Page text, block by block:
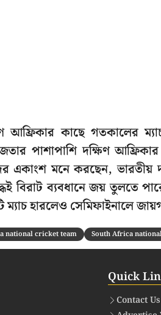
আফ্রিকার কাছে গতকালের
পাশাপাশি দক্ষিণ
একাংশ মনে করছেন, ভারতীয়
বিরাট ব্যবধানে জয় তুলতে
হারলেও সেমিফাইনালে
national cricket team South Africa
Quick
Contact Us